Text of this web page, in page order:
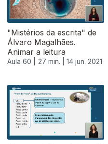
"Mistérios da escrita" de
Álvaro Magalhães.
Animar a leitura
Aula 60 | 27 min. | 14 jun. 2021